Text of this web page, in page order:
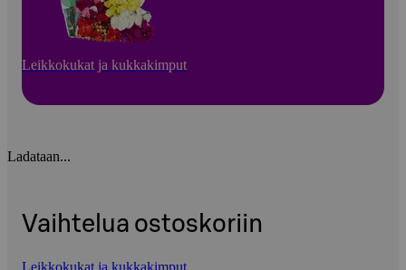
Leikkokukat ja kukkakimput
Ladataan...
Vaihtelua ostoskoriin